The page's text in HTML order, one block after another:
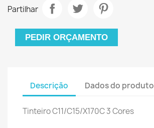
Partilhar
PEDIR ORÇAMENTO
Descrição Dados do produto
Tinteiro C11/C15/X170C 3 Cores